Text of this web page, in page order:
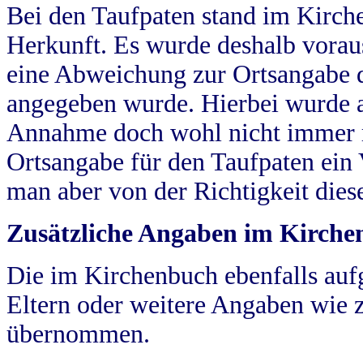
Bei den Taufpaten stand im
Herkunft. Es wurde deshalb
eine Abweichung zur
angegeben wurde. Hierbei wurde
Annahme doch wohl nicht
Ortsangabe für den Taufpaten
man aber von der Richtigkeit
Zusätzliche Angaben im
Die im Kirchenbuch ebenfalls
Eltern oder weitere Angaben wie
übernommen.